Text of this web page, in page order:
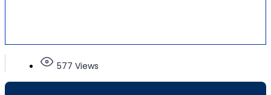
577 Views